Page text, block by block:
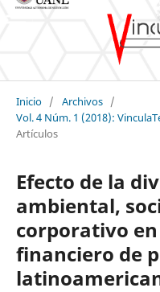
Inicio / Archivos /
Vol. 4 Núm. 1 (2018):
Artículos
Efecto de la
ambiental,
corporativo
financiero de